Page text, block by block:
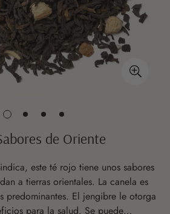
de Oriente
este té rojo tiene unos sabores
a tierras orientales. La canela es
predominantes. El jengibre le otorga
para la salud. Se puede